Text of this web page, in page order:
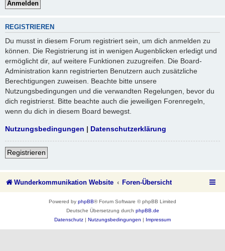
REGISTRIEREN
Du musst in diesem Forum registriert sein, um dich anmelden zu
können. Die Registrierung ist in wenigen Augenblicken erledigt und
ermöglicht dir, auf weitere Funktionen zuzugreifen. Die Board-
Administration kann registrierten Benutzern auch zusätzliche
Berechtigungen zuweisen. Beachte bitte unsere
Nutzungsbedingungen und die verwandten Regelungen, bevor du
dich registrierst. Bitte beachte auch die jeweiligen Forenregeln,
wenn du dich in diesem Board bewegst.
Nutzungsbedingungen | Datenschutzerklärung
Registrieren
Wunderkommunikation Website Foren-Übersicht
Powered by phpBB® Forum Software © phpBB Limited
Deutsche Übersetzung durch phpBB.de
Datenschutz | Nutzungsbedingungen | Impressum